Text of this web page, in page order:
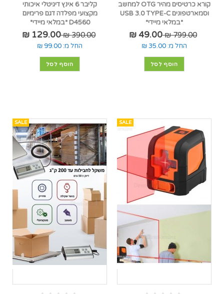
קורא כרטיסים מהיר OTG למחשב
וסמארטפונים USB 3.0 TYPE-C
*במלאי מיידי*
799.00 ₪
49.00 ₪
החל מ: 35.00 ₪
הוסף לסל
קליבר 6 אינץ דיגיטלי איכותי
מקצועי מפלדה דגם פרימיום
D4560 *במלאי מיידי*
390.00 ₪
129.00 ₪
החל מ: 99.00 ₪
הוסף לסל
SALE
SALE